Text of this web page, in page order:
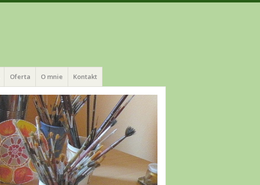
Oferta O mnie Kontakt